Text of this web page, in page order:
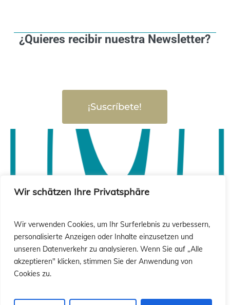
Wir schätzen Ihre Privatsphäre
Wir verwenden Cookies, um Ihr Surferlebnis zu verbessern,
personalisierte Anzeigen oder Inhalte einzusetzen und
unseren Datenverkehr zu analysieren. Wenn Sie auf „Alle
akzeptieren" klicken, stimmen Sie der Anwendung von
Cookies zu.
¿Quieres recibir nuestra Newsletter?
¡Suscríbete!